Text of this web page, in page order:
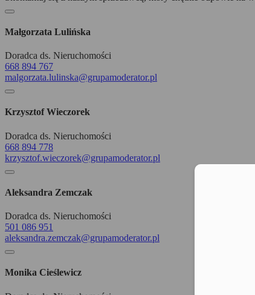
Małgorzata Lulińska
Doradca ds. Nieruchomości
668 894 767
malgorzata.lulinska@grupamoderator.pl
Krzysztof Wieczorek
Doradca ds. Nieruchomości
668 894 778
krzysztof.wieczorek@grupamoderator.pl
Aleksandra Zemczak
Doradca ds. Nieruchomości
501 086 951
aleksandra.zemczak@grupamoderator.pl
Monika Cieślewicz